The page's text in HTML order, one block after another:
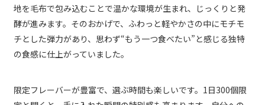
地を毛布で包み込むことで温かな環境が生まれ、じっくりと発
酵が進みます。そのおかげで、ふわっと軽やかさの中にモチモ
チとした弾力があり、思わず“もう一つ食べたい”と感じる独特
の食感に仕上がっていました。
限定フレーバーが豊富で、選ぶ時間も楽しいです。1日300個限